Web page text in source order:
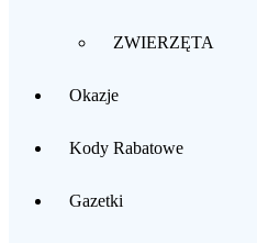
ZWIERZĘTA
Okazje
Kody Rabatowe
Gazetki